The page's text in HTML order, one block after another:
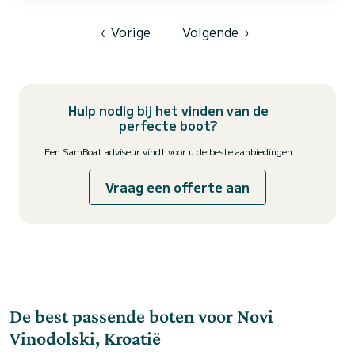
‹ Vorige Volgende ›
Hulp nodig bij het vinden van de
perfecte boot?
Een SamBoat adviseur vindt voor u de beste aanbiedingen
Vraag een offerte aan
De best passende boten voor Novi
Vinodolski, Kroatië